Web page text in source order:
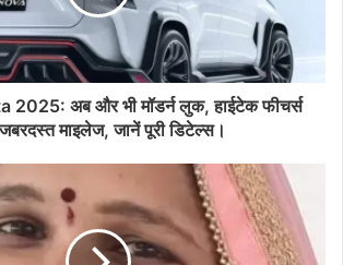
अब और भी मॉडर्न लुक, हाईटेक फीचर्स
माइलेज, जानें पूरी डिटेल्स।